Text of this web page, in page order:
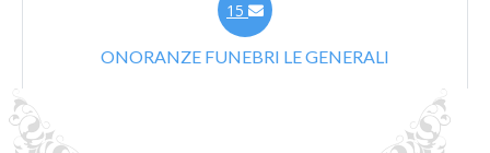
15
ONORANZE FUNEBRI LE GENERALI